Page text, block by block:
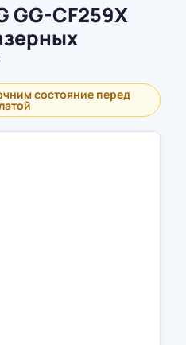
GG-CF259X
состояние перед